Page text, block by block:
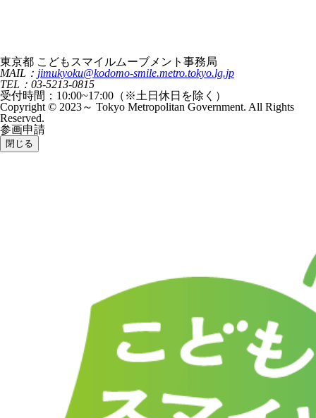
東京都 こどもスマイルムーブメント事務局
MAIL： jimukyoku@kodomo-smile.metro.tokyo.lg.jp
TEL：03-5213-0815
受付時間：10:00~17:00（※土日休日を除く）
Copyright © 2023～ Tokyo Metropolitan Government. All Rights
Reserved.
参画申請
閉じる